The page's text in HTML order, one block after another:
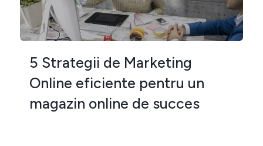
5 Strategii de Marketing
Online eficiente pentru un
magazin online de succes